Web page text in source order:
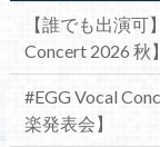
【誰でも出演
Concert 2026 秋】
#EGG Vocal
楽発表会】